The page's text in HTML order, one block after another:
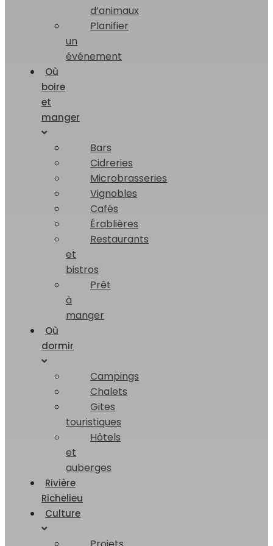
d’animaux
Planifier
un
événement
Où
boire
et
manger
Bars
Cidreries
Microbrasseries
Vignobles
Cafés
Érablières
Restaurants
et
bistros
Prêt
à
manger
Où
dormir
Campings
Chalets
Gites
touristiques
Hôtels
et
auberges
Rivière
Richelieu
Culture